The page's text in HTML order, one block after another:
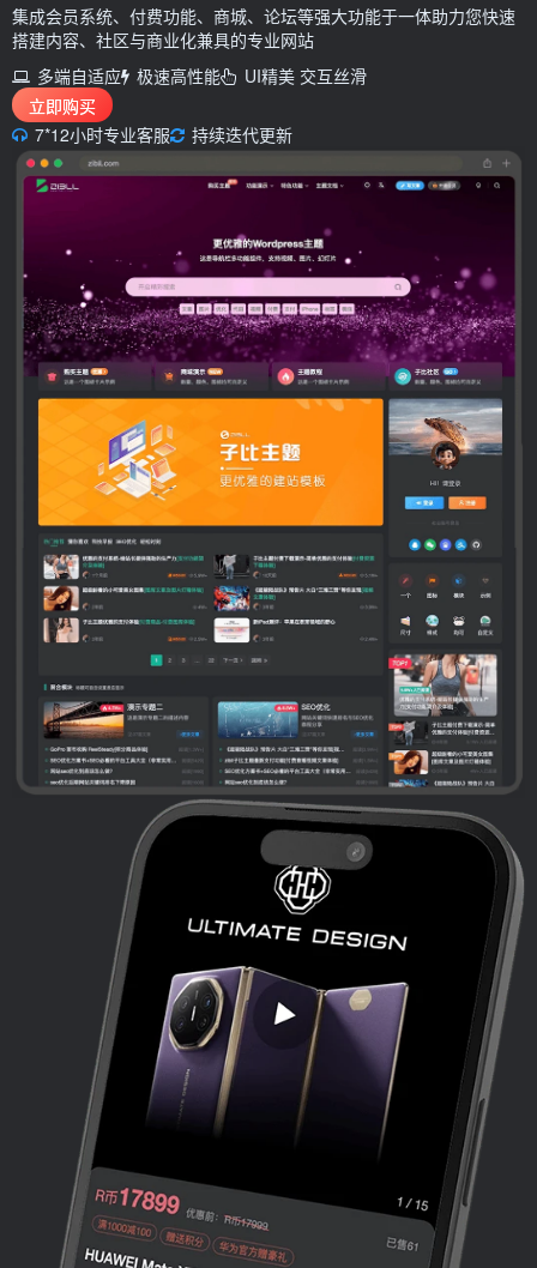
集成会员系统、付费功能、商城、论坛等强大功能于一体助力您快速
搭建内容、社区与商业化兼具的专业网站
多端自适应
极速高性能
UI精美 交互丝滑
立即购买
7*12小时专业客服
持续迭代更新